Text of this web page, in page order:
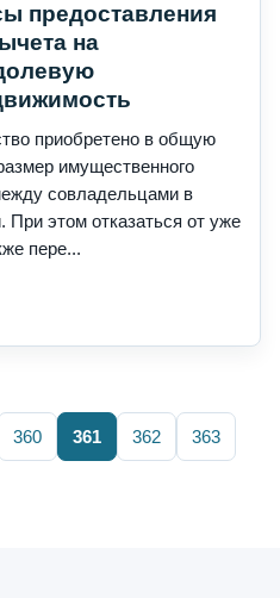
предоставления
на
приобретено в общую
имущественного
совладельцами в
При этом отказаться от уже
пере...
360 361 362 363